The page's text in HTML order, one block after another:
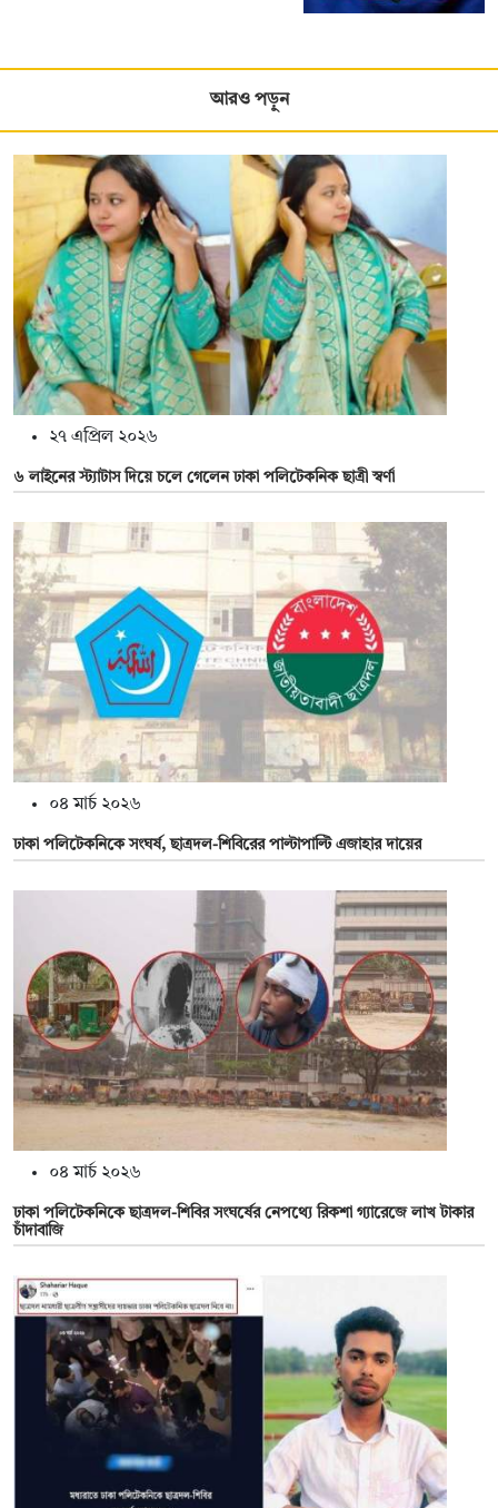
আরও পড়ুন
২৭ এপ্রিল ২০২৬
৬ লাইনের স্ট্যাটাস দিয়ে চলে গেলেন ঢাকা পলিটেকনিক ছাত্রী স্বর্ণা
০৪ মার্চ ২০২৬
ঢাকা পলিটেকনিকে সংঘর্ষ, ছাত্রদল-শিবিরের পাল্টাপাল্টি এজাহার দায়ের
০৪ মার্চ ২০২৬
ঢাকা পলিটেকনিকে ছাত্রদল-শিবির সংঘর্ষের নেপথ্যে রিকশা গ্যারেজে লাখ টাকার
চাঁদাবাজি